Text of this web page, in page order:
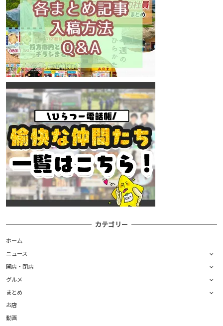
カテゴリー
ホーム
ニュース
開店・閉店
グルメ
まとめ
お店
動画